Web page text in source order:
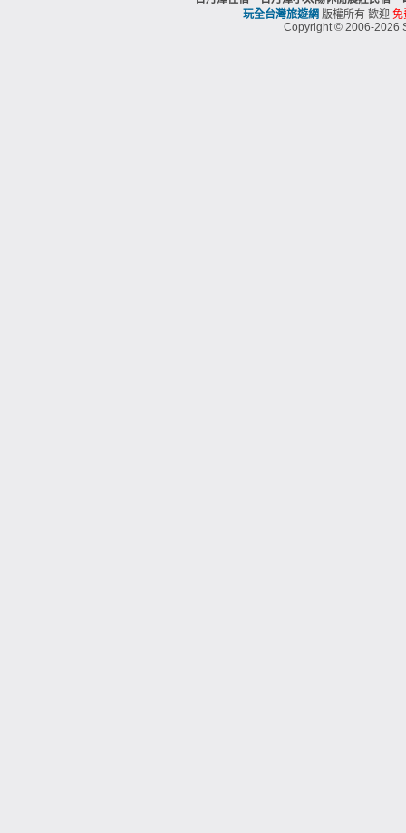
玩全台灣旅遊網 版權所有 歡迎 免
Copyright © 2006-2026